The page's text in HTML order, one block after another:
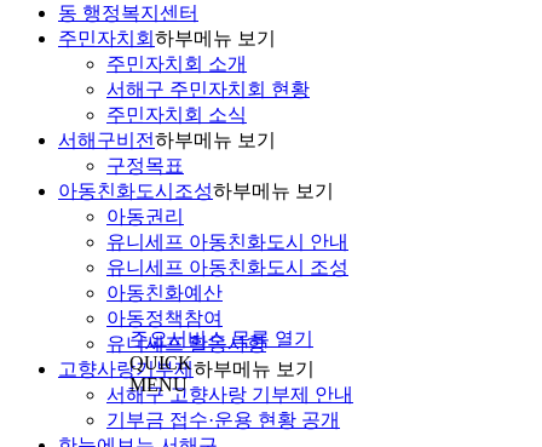
동 행정복지센터
주민자치회 하부메뉴 보기
주민자치회 소개
서해구 주민자치회 현황
주민자치회 소식
서해구비전하부메뉴 보기
구정목표
아동친화도시조성하부메뉴 보기
아동권리
유니세프 아동친화도시 안내
유니세프 아동친화도시 조성
아동친화예산
아동정책참여
유니세프 활동사항
고향사랑기부제하부메뉴 보기
서해구 고향사랑 기부제 안내
기부금 접수·운용 현황 공개
주요서비스 목록 열기
QUICK
MENU